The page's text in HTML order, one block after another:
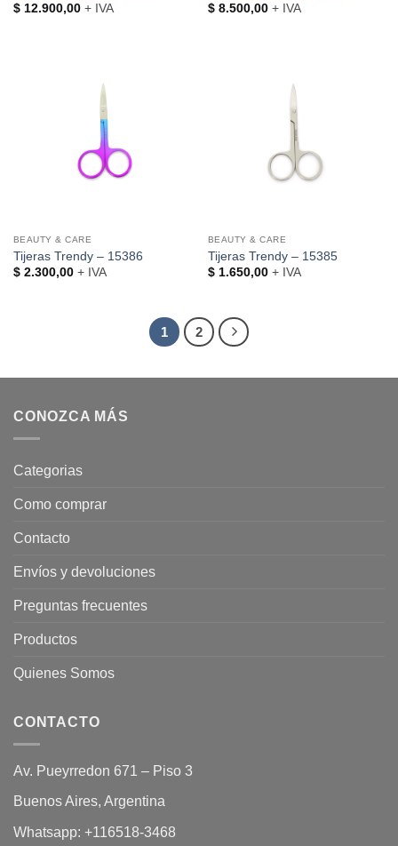
$12.900,00+ IVA
$8.500,00+ IVA
BEAUTY & CARE
Tijeras Trendy – 15386
$2.300,00+ IVA
BEAUTY & CARE
Tijeras Trendy – 15385
$1.650,00+ IVA
1 2
CONOZCA MÁS
Categorias
Como comprar
Contacto
Envíos y devoluciones
Preguntas frecuentes
Productos
Quienes Somos
CONTACTO
Av. Pueyrredon 671 – Piso 3
Buenos Aires, Argentina
Whatsapp: +116518-3468